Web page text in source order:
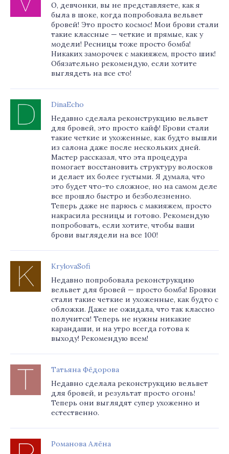
О, девчонки, вы не представляете, как я
была в шоке, когда попробовала вельвет
бровей! Это просто космос! Мои брови стали
такие классные — четкие и прямые, как у
модели! Ресницы тоже просто бомба!
Никаких заморочек с макияжем, просто шик!
Обязательно рекомендую, если хотите
выглядеть на все сто!
DinaEcho
Недавно сделала реконструкцию вельвет
для бровей, это просто кайф! Брови стали
такие четкие и ухоженные, как будто вышли
из салона даже после нескольких дней.
Мастер рассказал, что эта процедура
помогает восстановить структуру волосков
и делает их более густыми. Я думала, что
это будет что-то сложное, но на самом деле
все прошло быстро и безболезненно.
Теперь даже не парюсь с макияжем, просто
накрасила ресницы и готово. Рекомендую
попробовать, если хотите, чтобы ваши
брови выглядели на все 100!
KrylovaSofi
Недавно попробовала реконструкцию
вельвет для бровей — просто бомба! Бровки
стали такие четкие и ухоженные, как будто с
обложки. Даже не ожидала, что так классно
получится! Теперь не нужны никакие
карандаши, и на утро всегда готова к
выходу! Рекомендую всем!
Татьяна Фёдорова
Недавно сделала реконструкцию вельвет
для бровей, и результат просто огонь!
Теперь они выглядят супер ухоженно и
естественно.
Романова Алёна